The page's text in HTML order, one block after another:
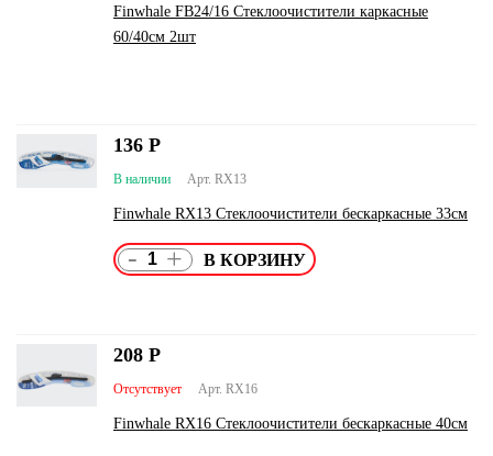
Finwhale FB24/16 Стеклоочистители каркасные
60/40см 2шт
Арт. RX13
В наличии
Finwhale RX13 Стеклоочистители бескаркасные 33см
136 Р
- +
Арт. RX16
Отсутствует
Finwhale RX16 Стеклоочистители бескаркасные 40см
208 Р